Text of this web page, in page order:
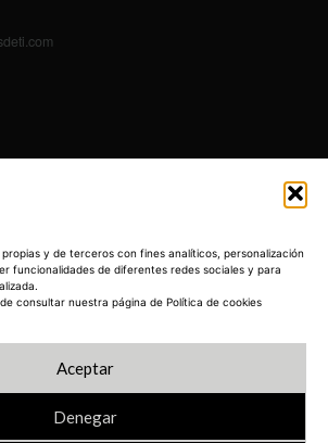
y de terceros con fines analíticos, personalización
funcionalidades de diferentes redes sociales y para
consultar nuestra página de Política de cookies
Aceptar
Denegar